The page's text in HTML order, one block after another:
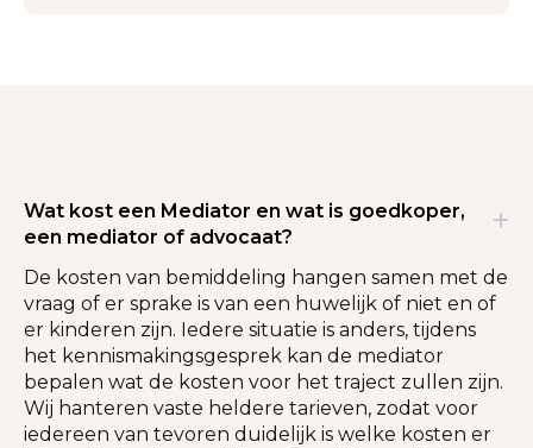
Wat kost een Mediator en wat is goedkoper,
een mediator of advocaat?
De kosten van bemiddeling hangen samen met de
vraag of er sprake is van een huwelijk of niet en of
er kinderen zijn. Iedere situatie is anders, tijdens
het kennismakingsgesprek kan de mediator
bepalen wat de kosten voor het traject zullen zijn.
Wij hanteren vaste heldere tarieven, zodat voor
iedereen van tevoren duidelijk is welke kosten er